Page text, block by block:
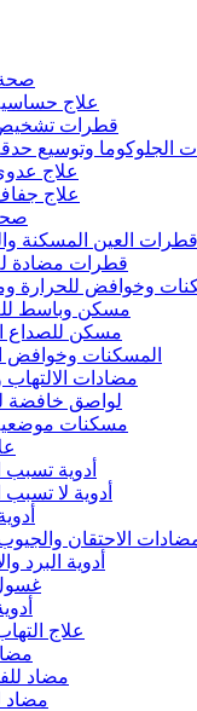
صحة
علاج
قطرات تشخيص
الجلوكوما وتوسيع
علاج
علاج
قطرات العين المسكنة
قطرات مضادة
وخوافض للحرارة
مسكن وباسط
مسكن للصداع
المسكنات وخوافض
مضادات الالتهاب
لواصق خافضة
مسكنات موضعية
أدوية تسبب
أدوية لا
الاحتقان والجيوب
أدوية البرد
علاج
مضاد
مضاد